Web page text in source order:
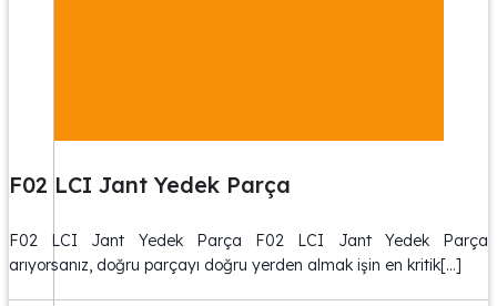
F02 LCI Jant Yedek Parça
F02 LCI Jant Yedek Parça F02 LCI Jant Yedek Parça
arıyorsanız, doğru parçayı doğru yerden almak işin en kritik[…]